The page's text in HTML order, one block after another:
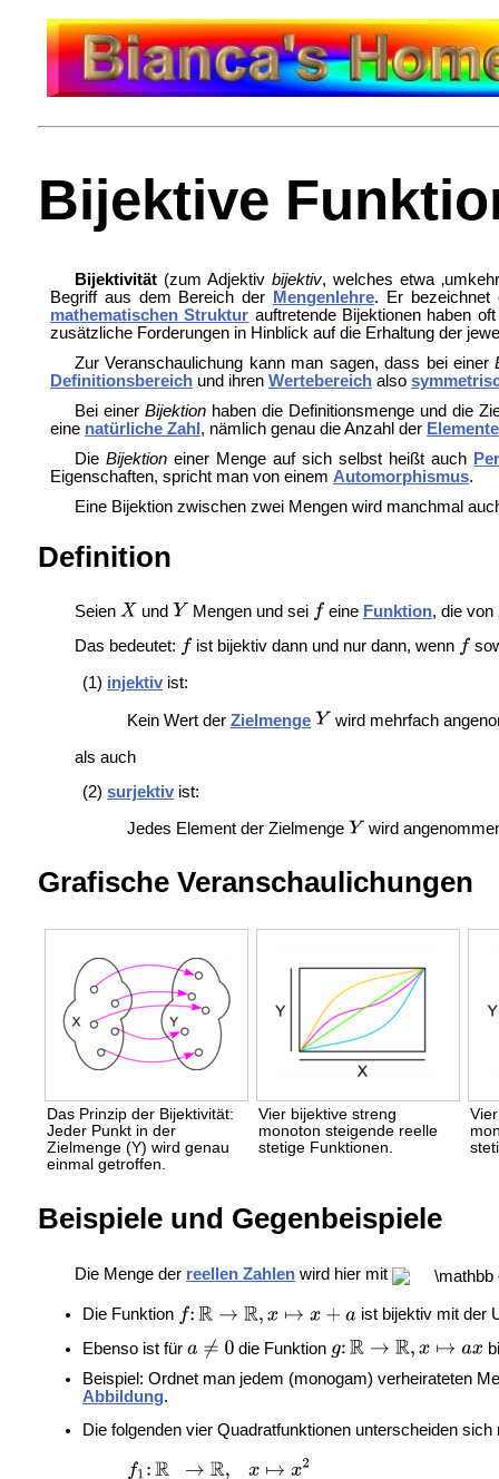
Bijektive
Bijektivität(zum Adjektiv bijektiv, welches etwa
Begriff aus dem Bereich der
Mengenlehre. Er bezeichnet
mathematischen Struktur auftretende Bijektionen haben
zusätzliche Forderungen in Hinblick auf die Erhaltung der
Zur Veranschaulichung kann man sagen, dass bei einer
Definitionsbereichund ihren Wertebereichalso
Bei einer Bijektionhaben die Definitionsmenge und die
eine natürliche Zahl , nämlich genau die Anzahl der Elemente
Die Bijektioneiner Menge auf sich selbst heißt auch
Eigenschaften, spricht man von einem Automorphismus.
Eine Bijektion zwischen zwei Mengen wird manchmal
Definition
Seien und Mengen und sei eine Funktion, die von
Das bedeutet:
ist bijektiv dann und nur dann, wenn
(1) injektivist:
Kein Wert der Zielmenge wird mehrfach
als auch
(2) surjektivist:
Jedes Element der Zielmenge wird
Grafische Veranschaulichungen
Das Prinzip der Bijektivität:
Jeder Punkt in der
Zielmenge (Y) wird genau
einmal getroffen.
Vier bijektive streng
monoton steigende reelle
stetige Funktionen.
Beispiele und Gegenbeispiele
Die Menge der reellen Zahlenwird hier mit
Die Funktion
ist bijektiv mit der
Ebenso ist für
die Funktion
Beispiel: Ordnet man jedem (monogam) verheirateten
Abbildung.
Die folgenden vier Quadratfunktionen unterscheiden